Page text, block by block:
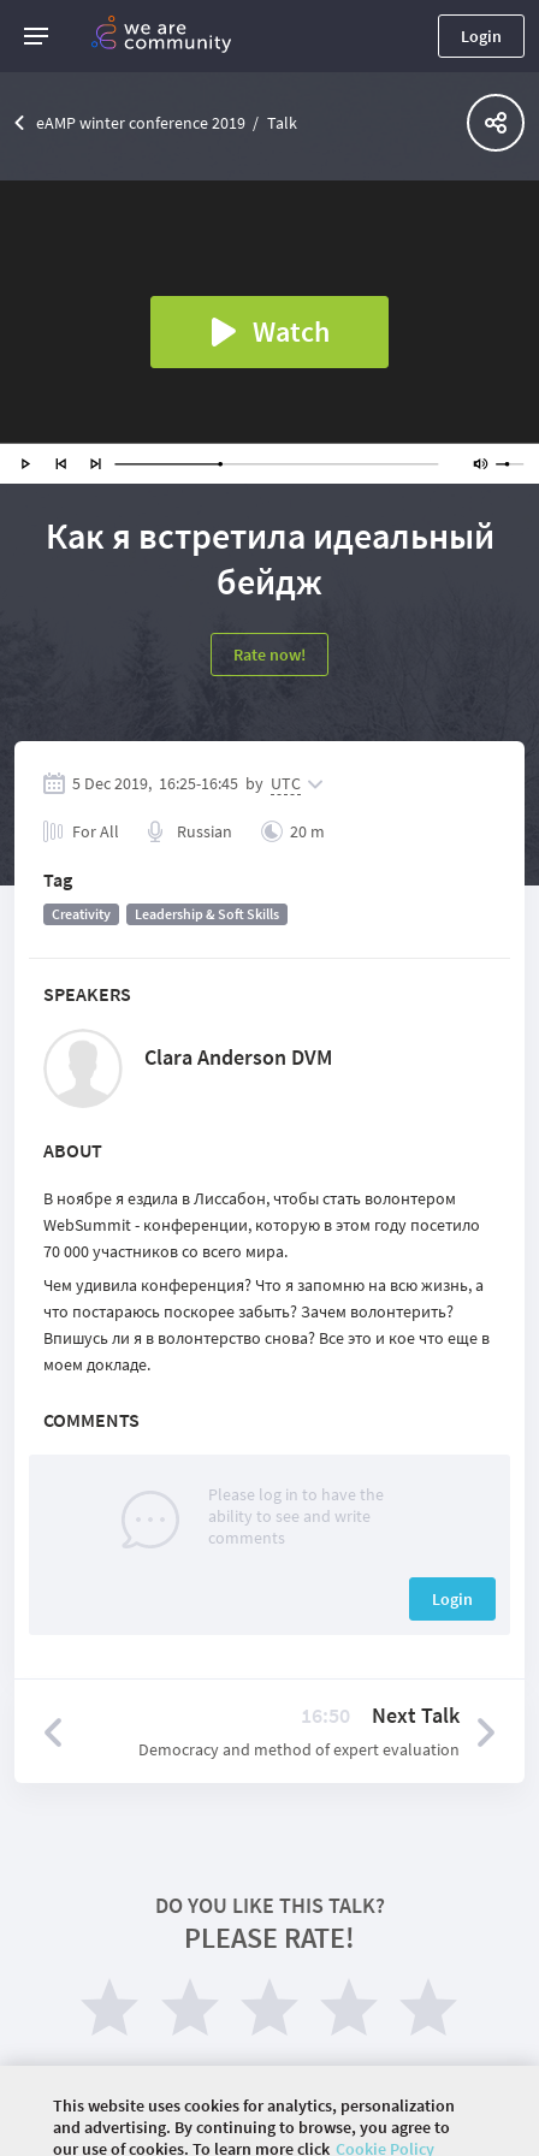
Login
eAMP winter conference 2019 Talk
Watch
Как я встретила идеальный
бейдж
Rate now!
SPEAKERS
Clara Anderson DVM
ABOUT
В ноябре я ездила в Лиссабон, чтобы стать волонтером
WebSummit - конференции, которую в этом году посетило
70 000 участников со всего мира.
Чем удивила конференция? Что я запомню на всю жизнь, а
что постараюсь поскорее забыть? Зачем волонтерить?
Впишусь ли я в волонтерство снова? Все это и кое что еще в
моем докладе.
COMMENTS
Please log in to have the
ability to see and write
comments
Login
5 Dec 2019, 16:25-16:45 by UTC
For All Russian 20 m
Tag
Creativity Leadership & Soft Skills
16:50 Next Talk
Democracy and method of expert evaluation
DO YOU LIKE THIS TALK?
PLEASE RATE!
This website uses cookies for analytics, personalization
and advertising. By continuing to browse, you agree to
our use of cookies. To learn more click Cookie Policy